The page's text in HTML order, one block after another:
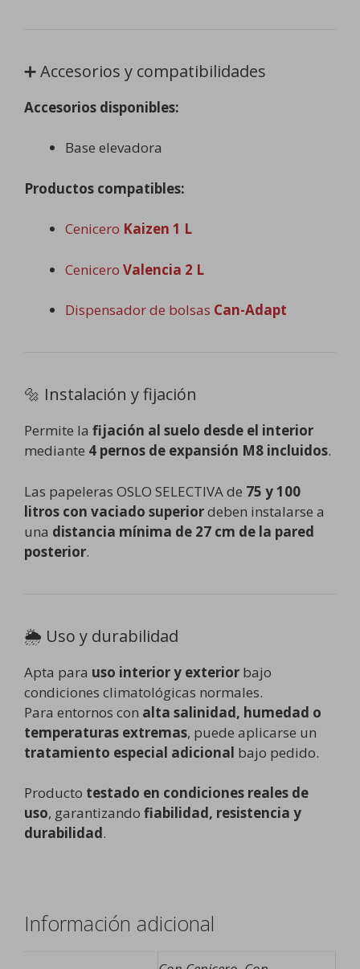
➕ Accesorios y compatibilidades
Accesorios disponibles:
Base elevadora
Productos compatibles:
Cenicero Kaizen 1 L
Cenicero Valencia 2 L
Dispensador de bolsas Can-Adapt
🔩 Instalación y fijación
Permite la fijación al suelo desde el interior
mediante 4 pernos de expansión M8 incluidos.
Las papeleras OSLO SELECTIVA de 75 y 100
litros con vaciado superiordeben instalarse a
una distancia mínima de 27 cm de la pared
posterior.
🌦️ Uso y durabilidad
Apta para uso interior y exterior bajo
condiciones climatológicas normales.
Para entornos con alta salinidad, humedad o
temperaturas extremas, puede aplicarse un
tratamiento especial adicional bajo pedido.
Producto testado en condiciones reales de
uso, garantizando fiabilidad, resistencia y
durabilidad.
Información adicional